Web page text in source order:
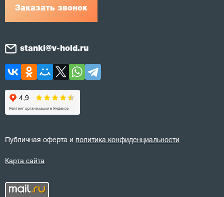
Заказать звонок
stanki@v-hold.ru
Публичная оферта и политика конфиденциальности
Карта сайта